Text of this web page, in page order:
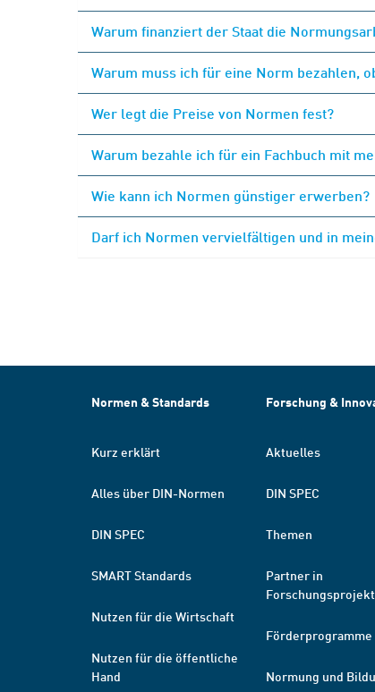
Warum finanziert der Staat die
Warum muss ich für eine Norm bezahlen,
Wer legt die Preise von Normen fest?
Warum bezahle ich für ein Fachbuch mit
Wie kann ich Normen günstiger erwerben?
Darf ich Normen vervielfältigen und in
Normen & Standards
Kurz erklärt
Alles über DIN-Normen
DIN SPEC
SMART Standards
Nutzen für die Wirtschaft
Nutzen für die öffentliche
Hand
Forschung &
Aktuelles
DIN SPEC
Themen
Partner in
Förderprogramme
Normung und